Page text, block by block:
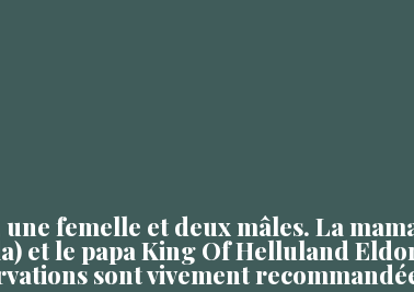
femelle et deux mâles. La
et le papa King Of Helluland
sont vivement